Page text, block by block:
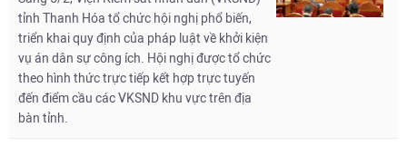
tỉnh Thanh Hóa tổ chức hội nghị phổ biến,
triển khai quy định của pháp luật về khởi kiện
vụ án dân sự công ích. Hội nghị được tổ chức
theo hình thức trực tiếp kết hợp trực tuyến
đến điểm cầu các VKSND khu vực trên địa
bàn tỉnh.